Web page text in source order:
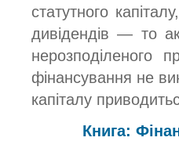
статутного
дивідендів — то
нерозподіленого
фінансування не
капіталу
Книга: